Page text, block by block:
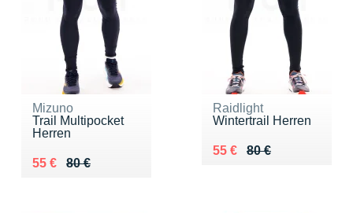
Mizuno
Trail Multipocket
Herren
80 €
Au lieu de 80 €
55 €
Vendu 55 €
Raidlight
Wintertrail Herren
80 €
Au lieu de 80 €
55 €
Vendu 55 €